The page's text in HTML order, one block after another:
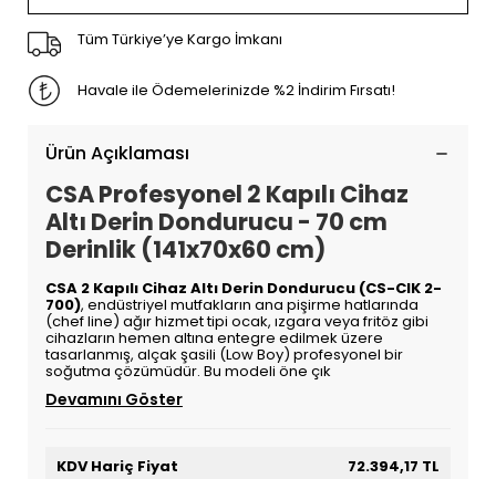
Tüm Türkiye’ye Kargo İmkanı
Havale ile Ödemelerinizde %2 İndirim Fırsatı!
Ürün Açıklaması
CSA Profesyonel 2 Kapılı Cihaz
Altı Derin Dondurucu - 70 cm
Derinlik (141x70x60 cm)
CSA 2 Kapılı Cihaz Altı Derin Dondurucu (CS-CIK 2-
700), endüstriyel mutfakların ana pişirme hatlarında
(chef line) ağır hizmet tipi ocak, ızgara veya fritöz gibi
cihazların hemen altına entegre edilmek üzere
tasarlanmış, alçak şasili (Low Boy) profesyonel bir
soğutma çözümüdür. Bu modeli öne çık
Devamını Göster
KDV Hariç Fiyat
72.394,17 TL